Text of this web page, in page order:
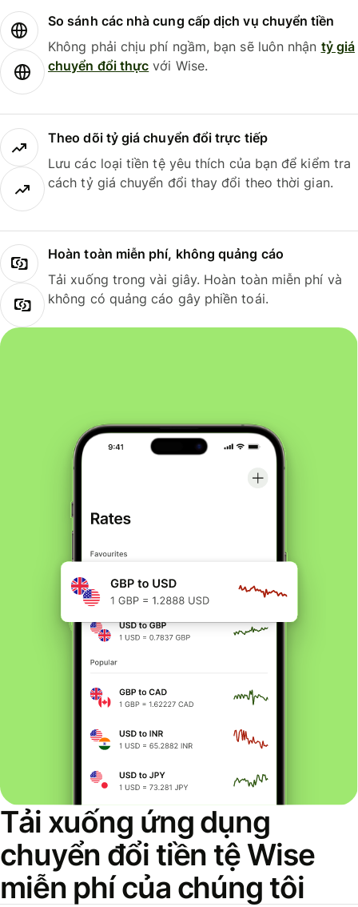
So sánh các nhà cung cấp dịch vụ chuyển tiền
Không phải chịu phí ngầm, bạn sẽ luôn nhận tỷ giá
chuyển đổi thực với Wise.
Theo dõi tỷ giá chuyển đổi trực tiếp
Lưu các loại tiền tệ yêu thích của bạn để kiểm tra
cách tỷ giá chuyển đổi thay đổi theo thời gian.
Hoàn toàn miễn phí, không quảng cáo
Tải xuống trong vài giây. Hoàn toàn miễn phí và
không có quảng cáo gây phiền toái.
Tải xuống ứng dụng
chuyển đổi tiền tệ Wise
miễn phí của chúng tôi